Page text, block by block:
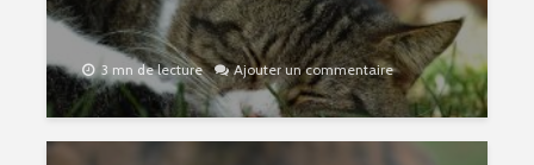
3 mn de lecture Ajouter un commentaire